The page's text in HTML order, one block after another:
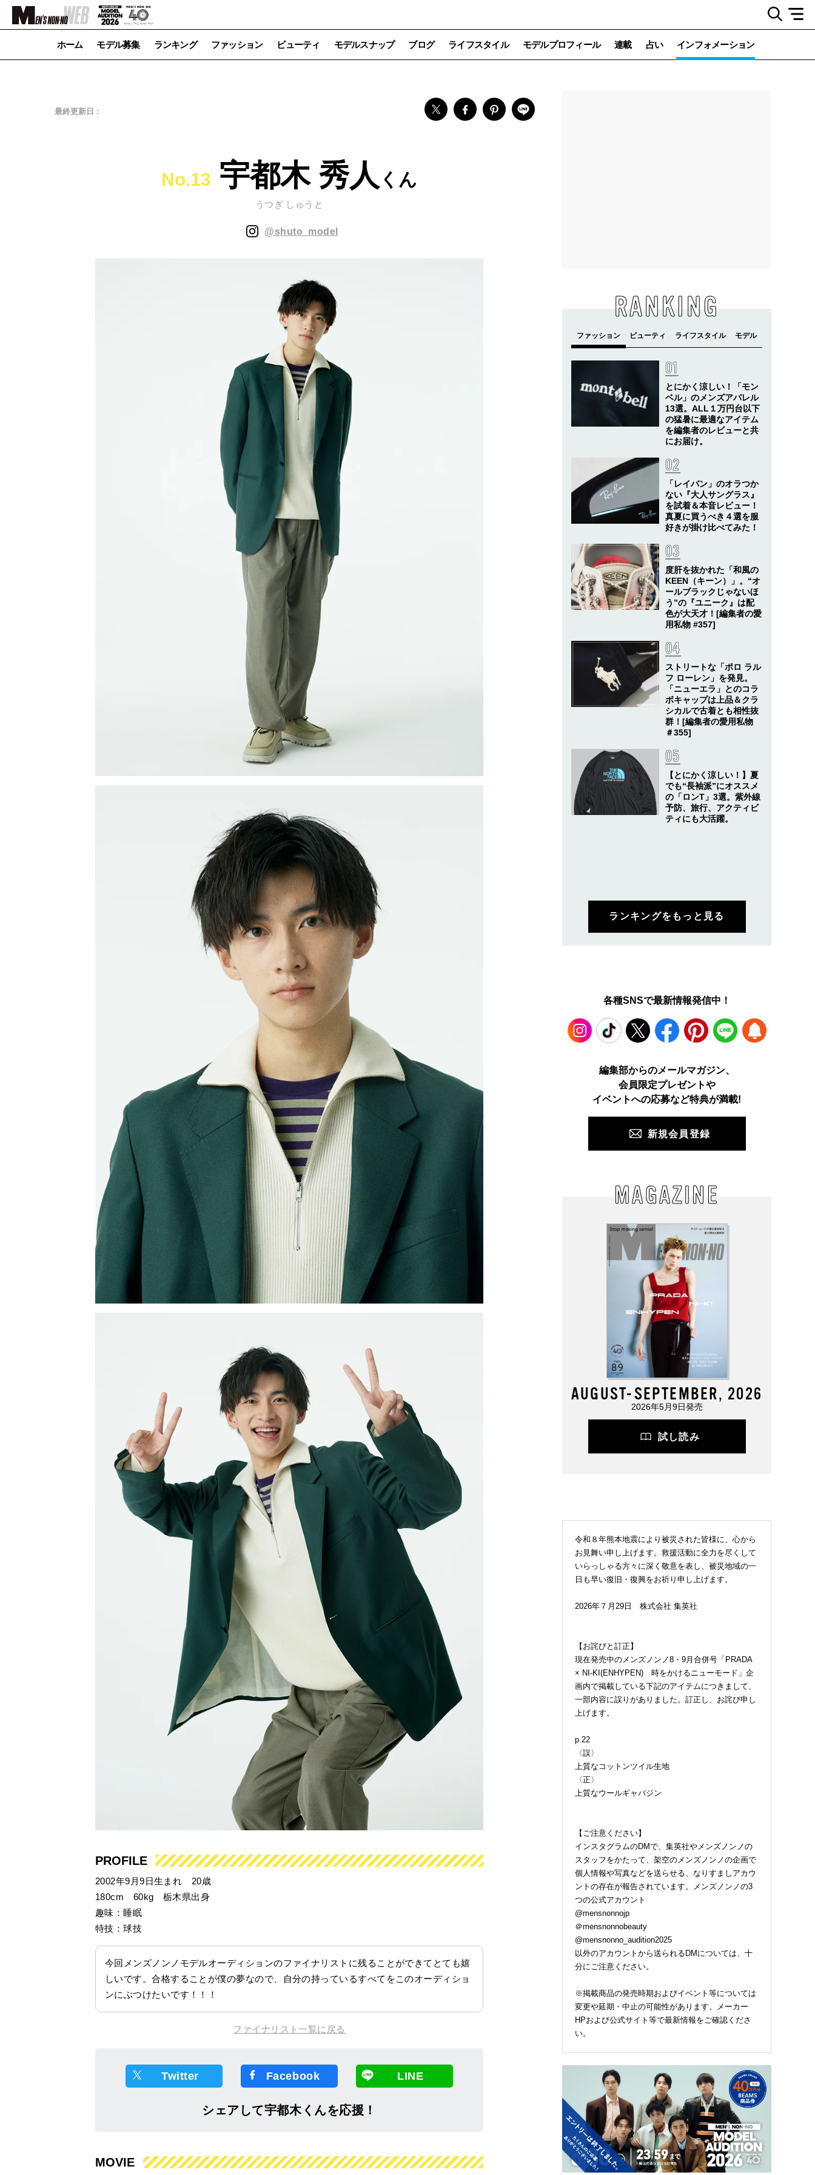
ホーム モデル募集 ランキング ファッション ビューティ モデルスナップ ブログ ライフスタイル モデルプロフィール 連載 占い インフォメーション
最終更新日 :
No.13 宇都木 秀人
うつぎ しゅうと
@shuto_model
PROFILE
2002年9月9日生まれ 20歳
180cm 60kg 栃木県出身
趣味：睡眠
特技：球技
今回メンズノンノモデルオーディションのファイナリストに残ることができてとても嬉
しいです。合格することが僕の夢なので、自分の持っているすべてをこのオーディショ
ンにぶつけたいです！！！
ファイナリスト一覧に戻る
Twitter Facebook LINE
シェアして宇都木くんを応援！
MOVIE
RANKING
とにかく涼しい！「モン
ベル」のメンズアパレル
13選。ALL１万円台以下
の猛暑に最適なアイテム
を編集者のレビューと共
にお届け。
「レイバン」のオラつか
ない『大人サングラス』
を試着＆本音レビュー！
真夏に買うべき４選を服
好きが掛け比べてみた！
度肝を抜かれた「和風の
KEEN（キーン）」。“オ
ールブラックじゃないほ
う”の『ユニーク』は配
色が大天才！[編集者の愛
用私物 #357]
ストリートな「ポロ ラル
フ ローレン」を発見。
「ニューエラ」とのコラ
ボキャップは上品＆クラ
シカルで古着とも相性抜
群！[編集者の愛用私物
＃355]
【とにかく涼しい！】夏
でも“長袖派”にオススメ
の「ロンT」3選。紫外線
予防、旅行、アクティビ
ティにも大活躍。
ランキングをもっと見る
各種SNSで最新情報発信中！
TikTok Facebook Pinterest LINE
編集部からのメールマガジン、
会員限定プレゼントや
イベントへの応募など特典が満載!
新規会員登録
MAGAZINE
AUGUST-SEPTEMBER, 2026
2026年5月9日発売
試し読み
令和８年熊本地震により被災された皆様に、心から
お見舞い申し上げます。救援活動に全力を尽くして
いらっしゃる方々に深く敬意を表し、被災地域の一
日も早い復旧・復興をお祈り申し上げます。
2026年７月29日 株式会社 集英社
【お詫びと訂正】
現在発売中のメンズノンノ8・9月合併号「PRADA
× NI-KI(ENHYPEN) 時をかけるニューモード」企
画内で掲載している下記のアイテムにつきまして、
一部内容に誤りがありました。訂正し、お詫び申し
上げます。
p.22
〈誤〉
上質なコットンツイル生地
〈正〉
上質なウールギャバジン
【ご注意ください】
インスタグラムのDMで、集英社やメンズノンノの
スタッフをかたって、架空のメンズノンノの企画で
個人情報や写真などを送らせる、なりすましアカウ
ントの存在が報告されています。メンズノンノの3
つの公式アカウント
@mensnonnojp
＠mensnonnobeauty
@mensnonno_audition2025
以外のアカウントから送られるDMについては、十
分にご注意ください。
※掲載商品の発売時期およびイベント等については
変更や延期・中止の可能性があります。メーカー
HPおよび公式サイト等で最新情報をご確認くださ
い。